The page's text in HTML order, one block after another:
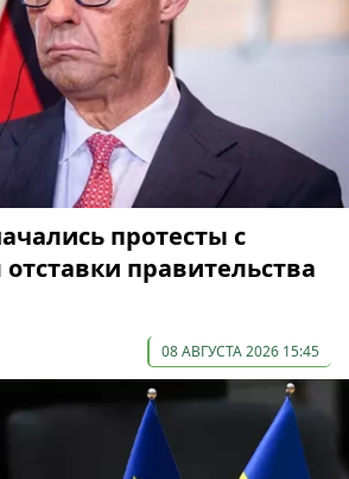
протесты с
правительства
08 АВГУСТА 2026 15:45